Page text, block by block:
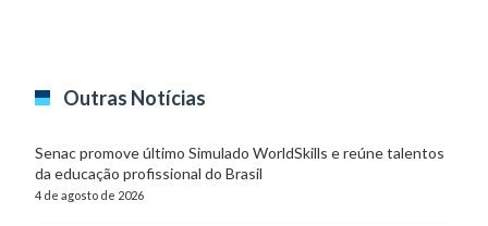
Outras Notícias
Senac promove último Simulado WorldSkills e reúne talentos
da educação profissional do Brasil
4 de agosto de 2026